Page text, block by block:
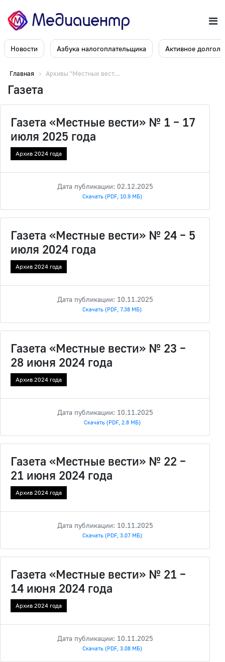
Новости Азбука налогоплательщика Активное
Главная Архивы "Местные вест...
Газета
Газета «Местные вести» № 1 – 17
июля 2025 года
Архив 2024 года
Дата публикации: 02.12.2025
Скачать (PDF, 10.9 МБ)
Газета «Местные вести» № 24 – 5
июля 2024 года
Архив 2024 года
Дата публикации: 10.11.2025
Скачать (PDF, 7.38 МБ)
Газета «Местные вести» № 23 –
28 июня 2024 года
Архив 2024 года
Дата публикации: 10.11.2025
Скачать (PDF, 2.8 МБ)
Газета «Местные вести» № 22 –
21 июня 2024 года
Архив 2024 года
Дата публикации: 10.11.2025
Скачать (PDF, 3.07 МБ)
Газета «Местные вести» № 21 –
14 июня 2024 года
Архив 2024 года
Дата публикации: 10.11.2025
Скачать (PDF, 3.08 МБ)